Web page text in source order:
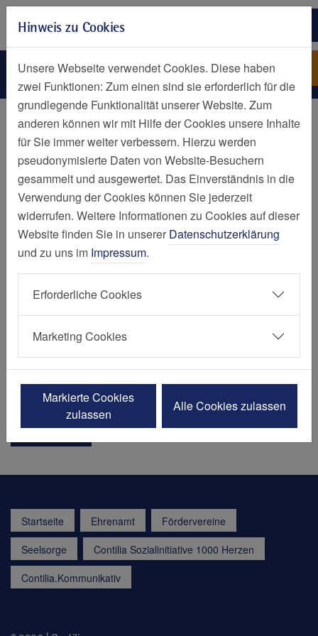
Zur Hauptnavigation springen
Zum Seiteninhalt springen
Zum Seitenende springen
Bzeni-RerawSt. Josef-Krankenhaus
Kupferdreh
Personen
Reraw Bzeni
St. Josef-Krankenhaus Kupferdreh
für Viszeralchirurgie, Proktologie und Notfallmedizin
Heidbergweg 22-24
45257 Essen
Fon:+49 201 455 1301
Fax: +49 201 455 2955
E-Mail senden
Besuchen
Startseite Ehrenamt
Fördervereine
Seelsorge
Contilia Sozialinitiative 1000 Herzen
Contilia.Kommunikativ
Hinweis zu Cookies
Unsere Webseite verwendet Cookies. Diese haben
zwei Funktionen: Zum einen sind sie erforderlich für die
grundlegende Funktionalität unserer Website. Zum
anderen können wir mit Hilfe der Cookies unsere Inhalte
für Sie immer weiter verbessern. Hierzu werden
pseudonymisierte Daten von Website-Besuchern
gesammelt und ausgewertet. Das Einverständnis in die
Verwendung der Cookies können Sie jederzeit
widerrufen. Weitere Informationen zu Cookies auf dieser
Website finden Sie in unserer Datenschutzerklärung
und zu uns im Impressum.
Erforderliche Cookies
Marketing Cookies
Markierte Cookies
zulassen
Alle Cookies zulassen